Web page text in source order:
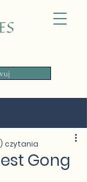
Gong
czytania